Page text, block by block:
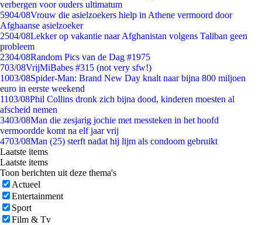
verbergen voor ouders ultimatum
5904/08Vrouw die asielzoekers hielp in Athene vermoord door
Afghaanse asielzoeker
2504/08Lekker op vakantie naar Afghanistan volgens Taliban geen
probleem
2304/08Random Pics van de Dag #1975
703/08VrijMiBabes #315 (not very sfw!)
1003/08Spider-Man: Brand New Day knalt naar bijna 800 miljoen
euro in eerste weekend
1103/08Phil Collins dronk zich bijna dood, kinderen moesten al
afscheid nemen
3403/08Man die zesjarig jochie met messteken in het hoofd
vermoordde komt na elf jaar vrij
4703/08Man (25) sterft nadat hij lijm als condoom gebruikt
Laatste items
Laatste items
Toon berichten uit deze thema's
Actueel
Entertainment
Sport
Film & Tv